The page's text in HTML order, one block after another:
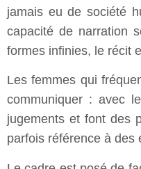
jamais eu de société
capacité de narration
formes infinies, le récit
Les femmes qui
communiquer : avec
jugements et font des
parfois référence à des